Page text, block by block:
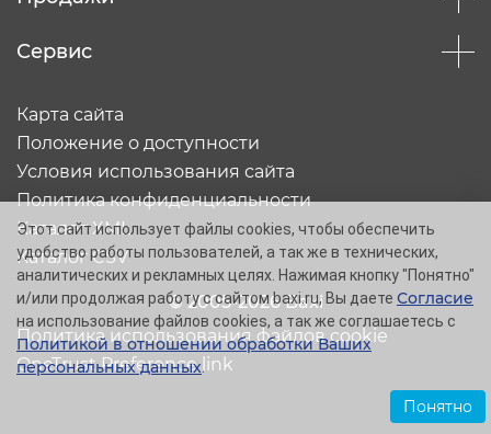
Сервис
© 2005-2026 Baxi
Карта сайта
Положение о доступности
Условия использования сайта
Политика конфиденциальности
Каталог XML
Каталог CSV
Политика использования файлов cookie
OneTrust Preference link
Этот сайт использует файлы cookies, чтобы обеспечить
удобство работы пользователей, а так же в технических,
аналитических и рекламных целях. Нажимая кнопку "Понятно"
и/или продолжая работу с сайтом baxi.ru, Вы даете Согласие
на использование файлов cookies, а так же соглашаетесь с
Политикой в отношении обработки Ваших
персональных данных.
Понятно